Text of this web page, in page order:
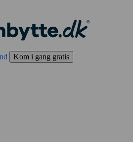
Kom i gang gratis